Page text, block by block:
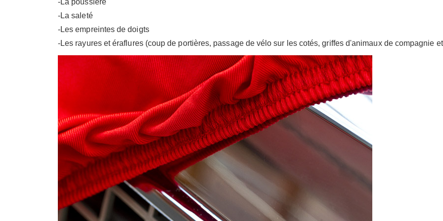
-La poussière
-La saleté
-Les empreintes de doigts
-Les rayures et éraflures (coup de portières, passage de vélo sur les cotés, griffes d'animaux de compagnie